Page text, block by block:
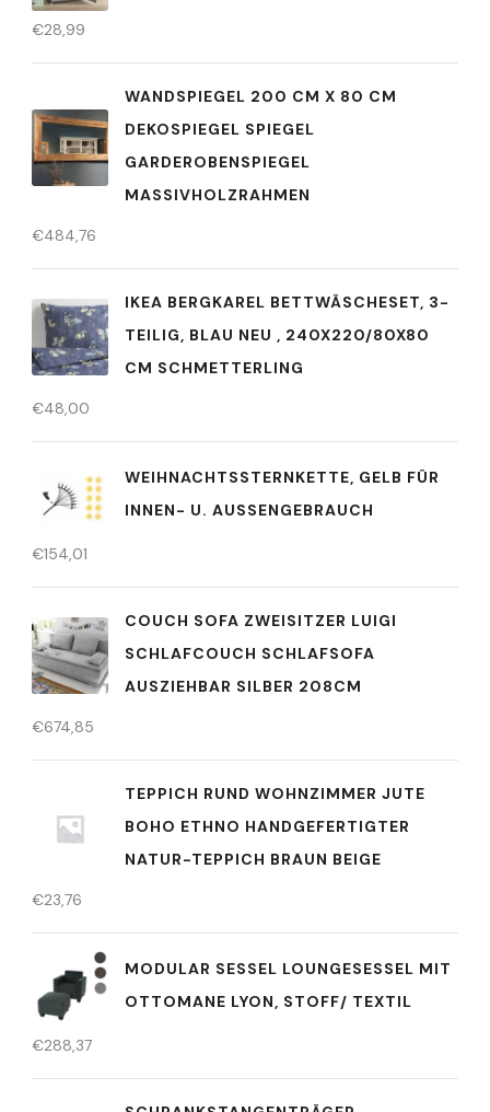
€28,99
WANDSPIEGEL 200 CM X 80 CM
DEKOSPIEGEL SPIEGEL
GARDEROBENSPIEGEL
MASSIVHOLZRAHMEN
€484,76
IKEA BERGKAREL BETTWÄSCHESET, 3-
TEILIG, BLAU NEU , 240X220/80X80
CM SCHMETTERLING
€48,00
WEIHNACHTSSTERNKETTE, GELB FÜR
INNEN- U. AUSSENGEBRAUCH
€154,01
COUCH SOFA ZWEISITZER LUIGI
SCHLAFCOUCH SCHLAFSOFA
AUSZIEHBAR SILBER 208CM
€674,85
TEPPICH RUND WOHNZIMMER JUTE
BOHO ETHNO HANDGEFERTIGTER
NATUR-TEPPICH BRAUN BEIGE
€23,76
MODULAR SESSEL LOUNGESESSEL MIT
OTTOMANE LYON, STOFF/ TEXTIL
€288,37